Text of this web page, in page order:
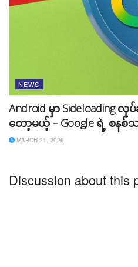
NEWS
Android မှာ Sideloading လု
တော့မယ့် – Google ရဲ့ စနစ်
MARCH 21, 2026
Discussion about this